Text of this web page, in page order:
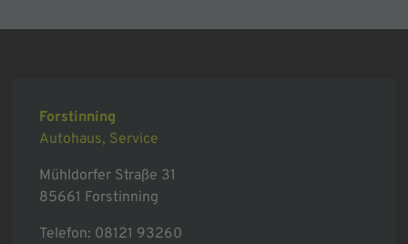
Forstinning
Autohaus, Service
Mühldorfer Straße 31
85661 Forstinning
Telefon: 08121 93260